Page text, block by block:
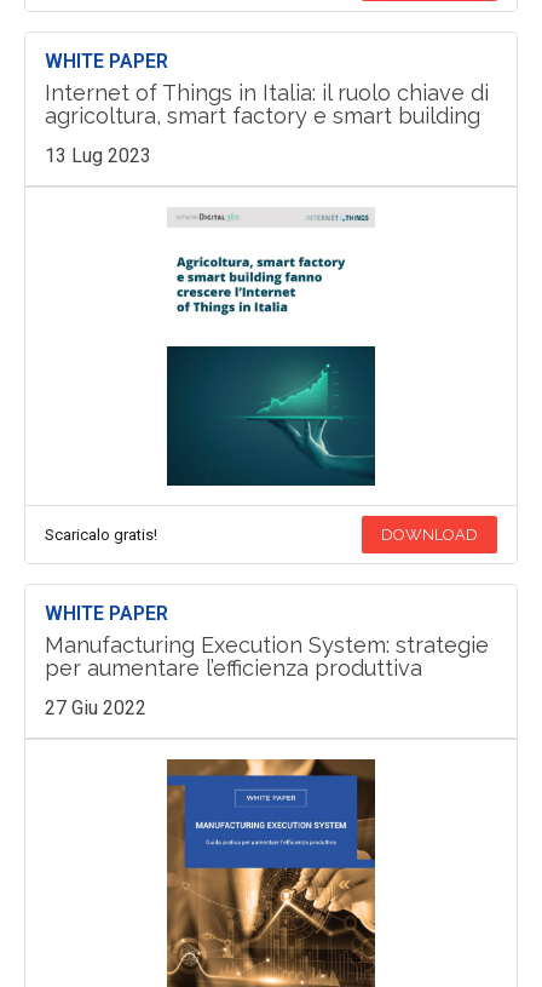
WHITE PAPER
Internet of Things in Italia: il ruolo chiave di
agricoltura, smart factory e smart building
13 Lug 2023
Scaricalo gratis! DOWNLOAD
WHITE PAPER
Manufacturing Execution System: strategie
per aumentare l’efficienza produttiva
27 Giu 2022